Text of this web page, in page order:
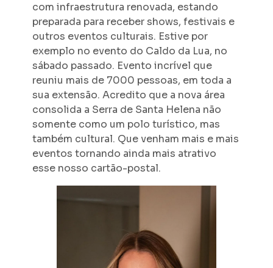
com infraestrutura renovada, estando
preparada para receber shows, festivais e
outros eventos culturais. Estive por
exemplo no evento do Caldo da Lua, no
sábado passado. Evento incrível que
reuniu mais de 7000 pessoas, em toda a
sua extensão. Acredito que a nova área
consolida a Serra de Santa Helena não
somente como um polo turístico, mas
também cultural. Que venham mais e mais
eventos tornando ainda mais atrativo
esse nosso cartão-postal.